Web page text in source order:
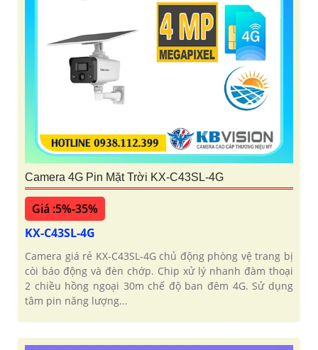
Camera 4G Pin Mặt Trời KX-C43SL-4G
Giá :5%-35%
KX-C43SL-4G
Camera giá rẻ KX-C43SL-4G chủ động phòng vệ trang bị
còi báo động và đèn chớp. Chip xử lý nhanh đàm thoại
2 chiều hồng ngoại 30m chế độ ban đêm 4G. Sử dụng
tâm pin năng lượng...